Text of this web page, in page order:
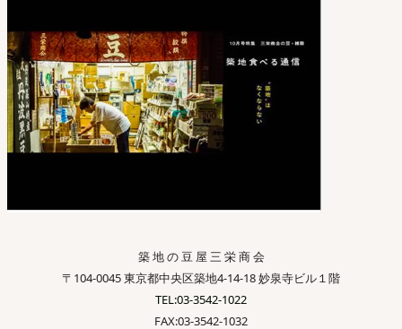
築 地 の 豆 屋 三 栄 商 会
〒104-0045 東京都中央区築地4-14-18 妙泉寺ビル１階
TEL:03-3542-1022
FAX:03-3542-1032